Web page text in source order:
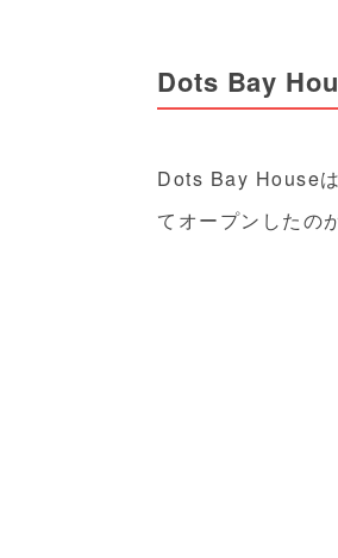
Dots Bay
Dots Bay House
てオープンしたの